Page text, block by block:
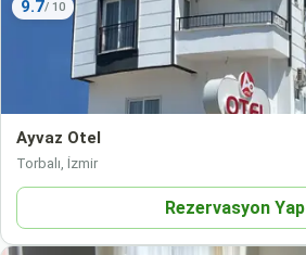
9.7
Ayvaz Otel
Torbalı, İzmir
Rezervasyon Yap